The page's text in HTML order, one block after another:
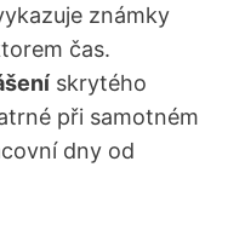
známky
čas.
skrytého
při samotném
dny od